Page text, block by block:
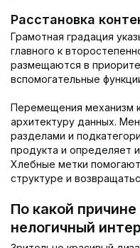
Расстановка
Грамотная градация
главного к
размещаются в
вспомогательные
Перемещения механизм
архитектуру данных.
разделами и
продукта и определяет
Хлебные метки
структуре и
По какой
нелогичный